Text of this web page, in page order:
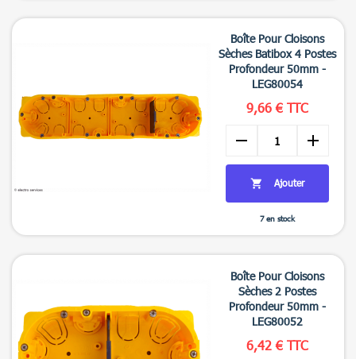

Aperçu rapide
Boîte Pour Cloisons
Sèches Batibox 4 Postes
Profondeur 50mm -
LEG80054
9,66 € TTC
remove add
 Ajouter
7 en stock
Boîte Pour Cloisons
Sèches 2 Postes
Profondeur 50mm -
LEG80052
6,42 € TTC